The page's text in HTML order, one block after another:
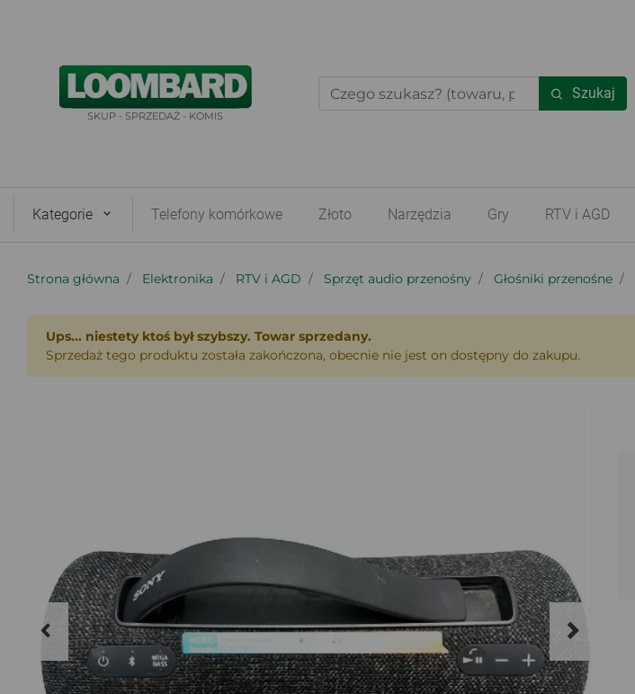
SKUP - SPRZEDAŻ - KOMIS
Szukaj
Kategorie Telefony komórkowe Złoto Narzędzia Gry RTV i AGD
Strona główna Elektronika RTV i AGD Sprzęt audio przenośny Głośniki przenośne
Ups... niestety ktoś był szybszy. Towar sprzedany.
Sprzedaż tego produktu została zakończona, obecnie nie jest on dostępny do zakupu.